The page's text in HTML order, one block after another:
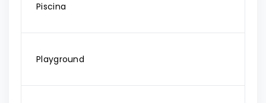
Piscina
Playground